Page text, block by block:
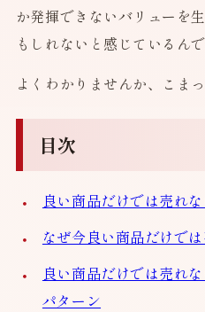
か発揮できないバリューを
もしれないと感じているんで
よくわかりませんか、こまっ
目次
良い商品だけでは売れ
なぜ今良い商品だけで
良い商品だけでは売れ
パターン